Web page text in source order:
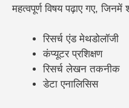
महत्वपूर्ण विषय पढ़ाए गए, जिनमें
रिसर्च एंड मेथडोलॉजी
कंप्यूटर प्रशिक्षण
रिसर्च लेखन तकनीक
डेटा एनालिसिस